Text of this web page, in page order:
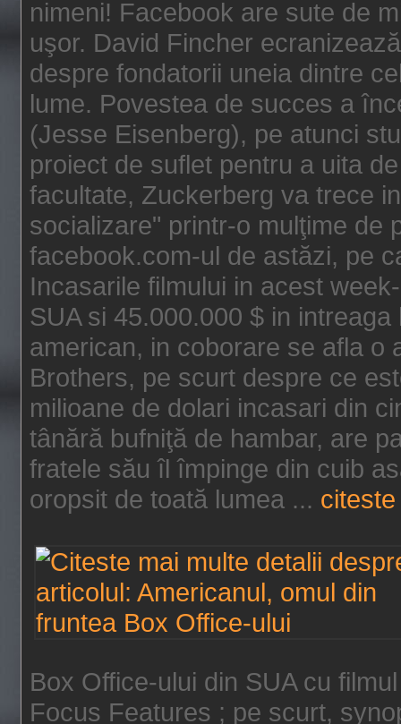
nimeni! Facebook are sute de
uşor. David Fincher
despre fondatorii uneia dintre
lume. Povestea de succes a
(Jesse Eisenberg), pe atunci
proiect de suflet pentru a uita
facultate, Zuckerberg va trece
socializare" printr-o mulţime de
facebook.com-ul de astăzi, pe
Incasarile filmului in acest
SUA si 45.000.000 $ in
american, in coborare se afla o
Brothers, pe scurt despre ce
milioane de dolari incasari din
tânără bufniţă de hambar, are
fratele său îl împinge din cuib
oropsit de toată lumea ...
Box Office-ului din SUA cu
Focus Features ; pe scurt,